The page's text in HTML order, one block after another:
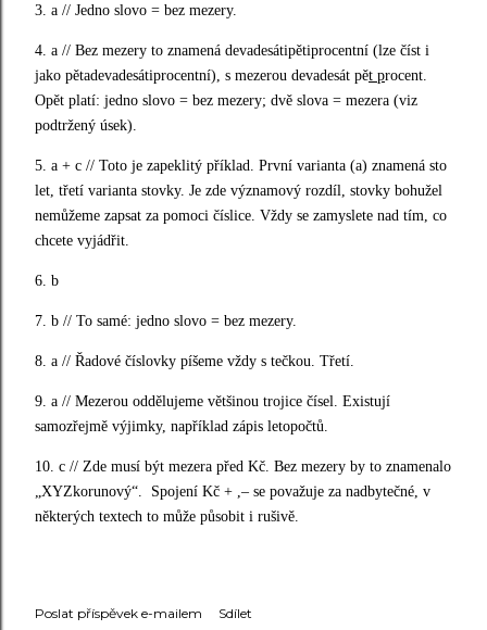
3. a // Jedno slovo = bez mezery.
4. a // Bez mezery to znamená devadesátipětiprocentní (lze číst i
jako pětadevadesátiprocentní), s mezerou devadesát pět procent.
Opět platí: jedno slovo = bez mezery; dvě slova = mezera (viz
podtržený úsek).
5. a + c // Toto je zapeklitý příklad. První varianta (a) znamená sto
let, třetí varianta stovky. Je zde významový rozdíl, stovky bohužel
nemůžeme zapsat za pomoci číslice. Vždy se zamyslete nad tím, co
chcete vyjádřit.
6. b
7. b // To samé: jedno slovo = bez mezery.
8. a // Řadové číslovky píšeme vždy s tečkou. Třetí.
9. a // Mezerou oddělujeme většinou trojice čísel. Existují
samozřejmě výjimky, například zápis letopočtů.
10. c // Zde musí být mezera před Kč. Bez mezery by to znamenalo
„XYZkorunový“. Spojení Kč + ,– se považuje za nadbytečné, v
některých textech to může působit i rušivě.
Poslat příspěvek e-mailem
Sdílet